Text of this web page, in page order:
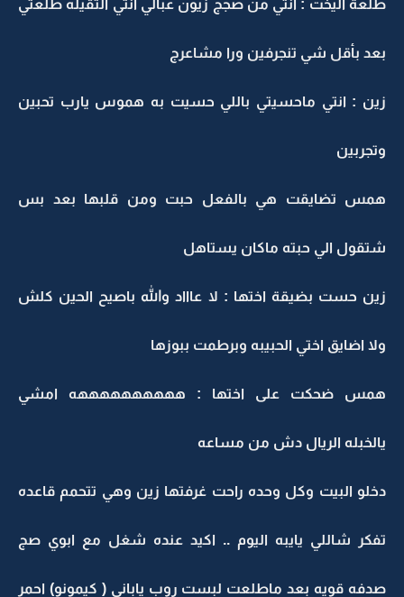
طلعة اليخت : انتي من صجج زيون عبالي انتي الثقيله طلعتي
بعد بأقل شي تنجرفين ورا مشاعرج
زين : انتي ماحسيتي باللي حسيت به هموس يارب تحبين
وتجربين
همس تضايقت هي بالفعل حبت ومن قلبها بعد بس
شتقول الي حبته ماكان يستاهل
زين حست بضيقة اختها : لا عاااد والله باصيح الحين كلش
ولا اضايق اختي الحبيبه وبرطمت ببوزها
همس ضحكت على اختها : ههههههههههه امشي
يالخبله الريال دش من مساعه
دخلو البيت وكل وحده راحت غرفتها زين وهي تتحمم قاعده
تفكر شاللي يايبه اليوم .. اكيد عنده شغل مع ابوي صج
صدفه قويه بعد ماطلعت لبست روب ياباني ( كيمونو) احمر